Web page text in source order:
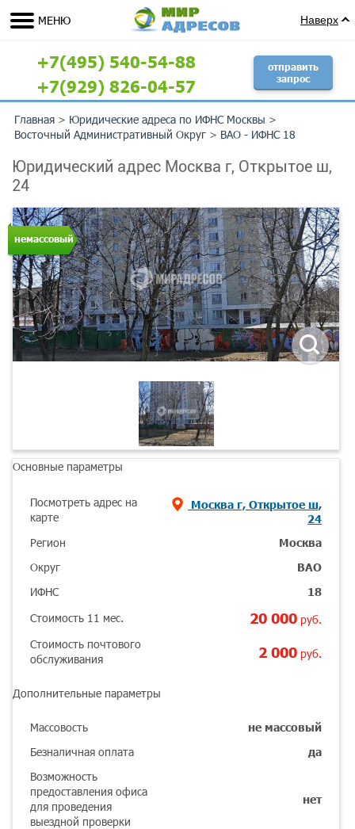
МЕНЮ Наверх
+7(495) 540-54-88
+7(929) 826-04-57
отправить
запрос
Главная > Юридические адреса по ИФНС Москвы >
Восточный Административный Округ > ВАО - ИФНС 18
Юридический адрес Москва г, Открытое ш,
24
немассовый
Основные параметры
Посмотреть адрес на
карте
24
Регион Москва
Округ ВАО
ИФНС 18
Стоимость 11 мес. 20 000 руб.
Стоимость почтового
обслуживания
2 000 руб.
Дополнительные параметры
Массовость не массовый
Безналичная оплата да
Возможность
предоставления офиса
для проведения
выездной проверки
нет